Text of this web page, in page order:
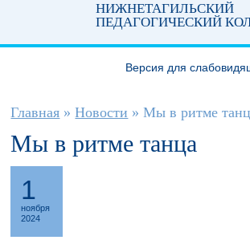
НИЖНЕТАГИЛЬСКИЙ
ПЕДАГОГИЧЕСКИЙ
Версия для
Вы здесь
Главная » Новости » Мы в ритме
Мы в ритме танца
1
ноября
2024